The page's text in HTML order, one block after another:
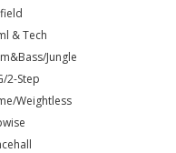
& Tech
Jungle
2-Step
Weightless